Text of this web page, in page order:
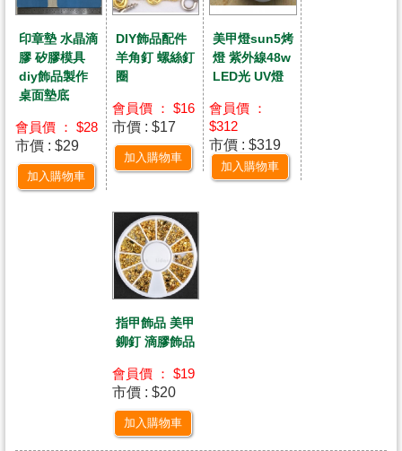
印章墊 水晶滴
膠 矽膠模具
diy飾品製作
桌面墊底
會員價 ： $28
市價 : $29
加入購物車
DIY飾品配件
羊角釘 螺絲釘
圈
會員價 ： $16
市價 : $17
加入購物車
美甲燈sun5烤
燈 紫外線48w
LED光 UV燈
會員價 ：
$312
市價 : $319
加入購物車
指甲飾品 美甲
鉚釘 滴膠飾品
會員價 ： $19
市價 : $20
加入購物車